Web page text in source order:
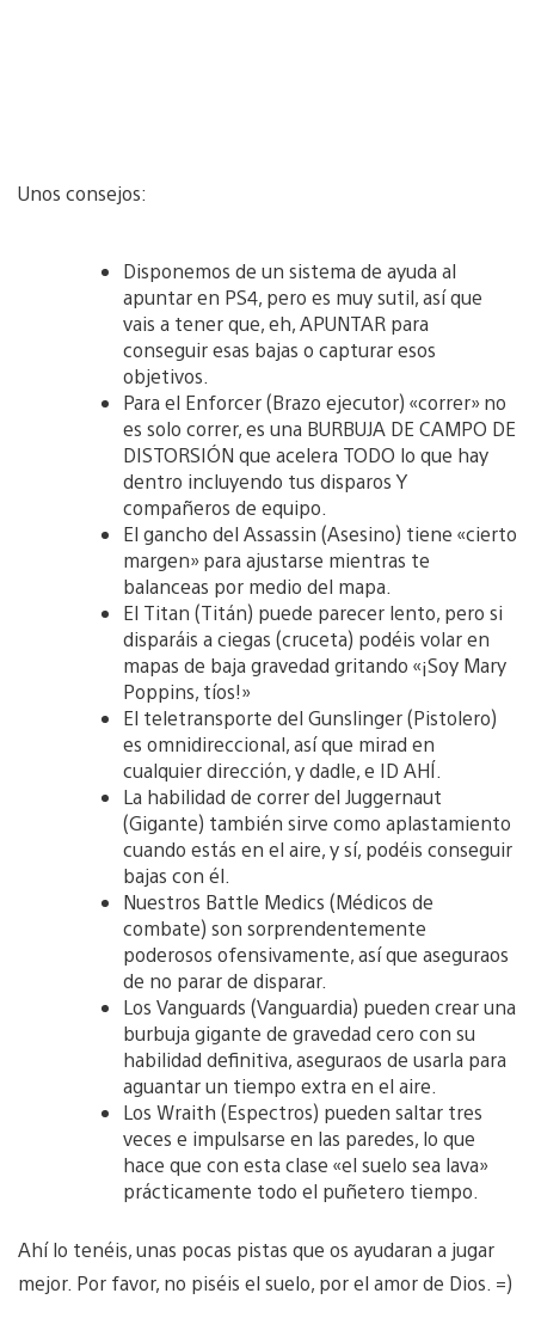
Unos consejos:
Disponemos de un sistema de ayuda al
apuntar en PS4, pero es muy sutil, así que
vais a tener que, eh, APUNTAR para
conseguir esas bajas o capturar esos
objetivos.
Para el Enforcer (Brazo ejecutor) «correr» no
es solo correr, es una BURBUJA DE CAMPO DE
DISTORSIÓN que acelera TODO lo que hay
dentro incluyendo tus disparos Y
compañeros de equipo.
El gancho del Assassin (Asesino) tiene «cierto
margen» para ajustarse mientras te
balanceas por medio del mapa.
El Titan (Titán) puede parecer lento, pero si
disparáis a ciegas (cruceta) podéis volar en
mapas de baja gravedad gritando «¡Soy Mary
Poppins, tíos!»
El teletransporte del Gunslinger (Pistolero)
es omnidireccional, así que mirad en
cualquier dirección, y dadle, e ID AHÍ.
La habilidad de correr del Juggernaut
(Gigante) también sirve como aplastamiento
cuando estás en el aire, y sí, podéis conseguir
bajas con él.
Nuestros Battle Medics (Médicos de
combate) son sorprendentemente
poderosos ofensivamente, así que aseguraos
de no parar de disparar.
Los Vanguards (Vanguardia) pueden crear una
burbuja gigante de gravedad cero con su
habilidad definitiva, aseguraos de usarla para
aguantar un tiempo extra en el aire.
Los Wraith (Espectros) pueden saltar tres
veces e impulsarse en las paredes, lo que
hace que con esta clase «el suelo sea lava»
prácticamente todo el puñetero tiempo.
Ahí lo tenéis, unas pocas pistas que os ayudaran a jugar
mejor. Por favor, no piséis el suelo, por el amor de Dios. =)